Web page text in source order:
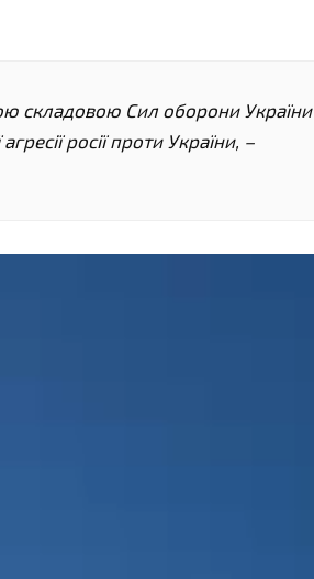
складовою Сил оборони України
росії проти України, –